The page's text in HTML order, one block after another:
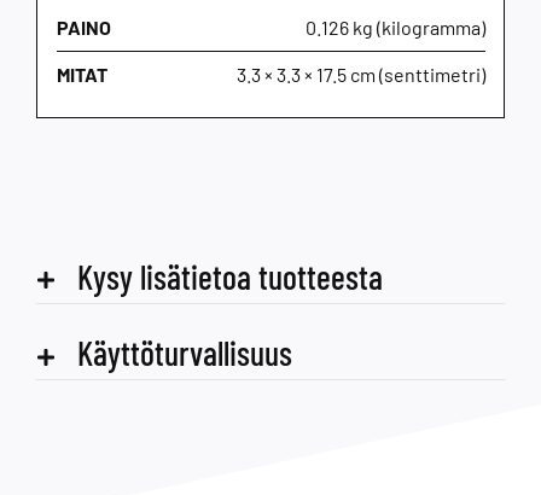
PAINO 0.126 kg (kilogramma)
MITAT 3.3 × 3.3 × 17.5 cm (senttimetri)
Kysy lisätietoa tuotteesta
Käyttöturvallisuus